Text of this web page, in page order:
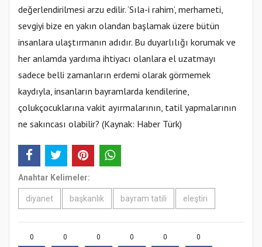
değerlendirilmesi arzu edilir. ‘Sıla-i rahim’, merhameti,
sevgiyi bize en yakın olandan başlamak üzere bütün
insanlara ulaştırmanın adıdır. Bu duyarlılığı korumak ve
her anlamda yardıma ihtiyacı olanlara el uzatmayı
sadece belli zamanların erdemi olarak görmemek
kaydıyla, insanların bayramlarda kendilerine,
çolukçocuklarına vakit ayırmalarının, tatil yapmalarının
ne sakıncası olabilir? (Kaynak: Haber Türk)
Anahtar Kelimeler:
diyanet başkanlık bayram tatili eleştiri
0 0 0 0 0 0